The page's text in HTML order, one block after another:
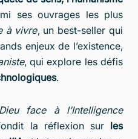
ses ouvrages les plus
à vivre, un best-seller qui
enjeux de l’existence,
, qui explore les défis
.
Dieu face à l’Intelligence
la réflexion sur les